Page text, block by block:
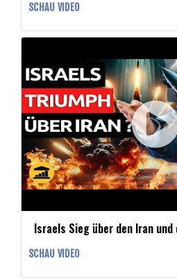
SCHAU VIDEO
Israels Sieg über den Iran und
SCHAU VIDEO